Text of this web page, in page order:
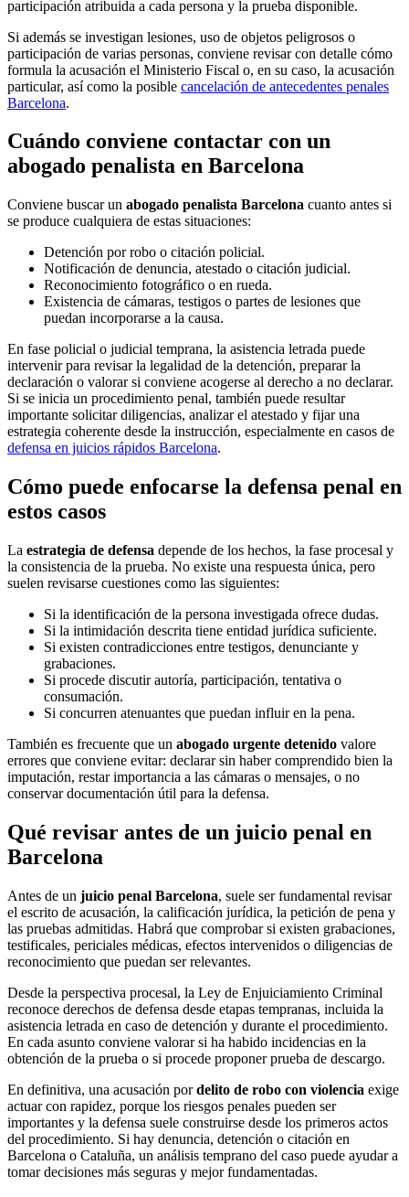
participación atribuida a cada persona y la prueba disponible.
Si además se investigan lesiones, uso de objetos peligrosos o
participación de varias personas, conviene revisar con detalle cómo
formula la acusación el Ministerio Fiscal o, en su caso, la acusación
particular, así como la posible cancelación de antecedentes penales
Barcelona.
Cuándo conviene contactar con un
abogado penalista en Barcelona
Conviene buscar un abogado penalista Barcelona cuanto antes si
se produce cualquiera de estas situaciones:
Detención por robo o citación policial.
Notificación de denuncia, atestado o citación judicial.
Reconocimiento fotográfico o en rueda.
Existencia de cámaras, testigos o partes de lesiones que
puedan incorporarse a la causa.
En fase policial o judicial temprana, la asistencia letrada puede
intervenir para revisar la legalidad de la detención, preparar la
declaración o valorar si conviene acogerse al derecho a no declarar.
Si se inicia un procedimiento penal, también puede resultar
importante solicitar diligencias, analizar el atestado y fijar una
estrategia coherente desde la instrucción, especialmente en casos de
defensa en juicios rápidos Barcelona.
Cómo puede enfocarse la defensa penal en
estos casos
La estrategia de defensa depende de los hechos, la fase procesal y
la consistencia de la prueba. No existe una respuesta única, pero
suelen revisarse cuestiones como las siguientes:
Si la identificación de la persona investigada ofrece dudas.
Si la intimidación descrita tiene entidad jurídica suficiente.
Si existen contradicciones entre testigos, denunciante y
grabaciones.
Si procede discutir autoría, participación, tentativa o
consumación.
Si concurren atenuantes que puedan influir en la pena.
También es frecuente que un abogado urgente detenido valore
errores que conviene evitar: declarar sin haber comprendido bien la
imputación, restar importancia a las cámaras o mensajes, o no
conservar documentación útil para la defensa.
Qué revisar antes de un juicio penal en
Barcelona
Antes de un juicio penal Barcelona, suele ser fundamental revisar
el escrito de acusación, la calificación jurídica, la petición de pena y
las pruebas admitidas. Habrá que comprobar si existen grabaciones,
testificales, periciales médicas, efectos intervenidos o diligencias de
reconocimiento que puedan ser relevantes.
Desde la perspectiva procesal, la Ley de Enjuiciamiento Criminal
reconoce derechos de defensa desde etapas tempranas, incluida la
asistencia letrada en caso de detención y durante el procedimiento.
En cada asunto conviene valorar si ha habido incidencias en la
obtención de la prueba o si procede proponer prueba de descargo.
En definitiva, una acusación pordelito de robo con violencia exige
actuar con rapidez, porque los riesgos penales pueden ser
importantes y la defensa suele construirse desde los primeros actos
del procedimiento. Si hay denuncia, detención o citación en
Barcelona o Cataluña, un análisis temprano del caso puede ayudar a
tomar decisiones más seguras y mejor fundamentadas.